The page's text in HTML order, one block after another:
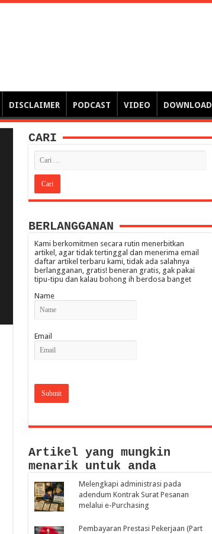
DISCLAIMER PODCAST VIDEO DOWNLOAD
CARI
BERLANGGANAN
Kami berkomitmen secara rutin menerbitkan
artikel, agar tidak tertinggal dan menerima email
daftar artikel terbaru kami, tidak ada salahnya
berlangganan, gratis! beneran gratis, gak pakai
tipu-tipu dan kalau bohong ih berdosa banget
Name
Email
Artikel yang mungkin
menarik untuk anda
Melengkapi administrasi pada
adendum Kontrak Surat Pesanan
melalui e-Purchasing
Pembayaran Prestasi Pekerjaan (Part